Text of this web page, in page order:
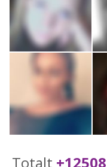
Totalt +12508